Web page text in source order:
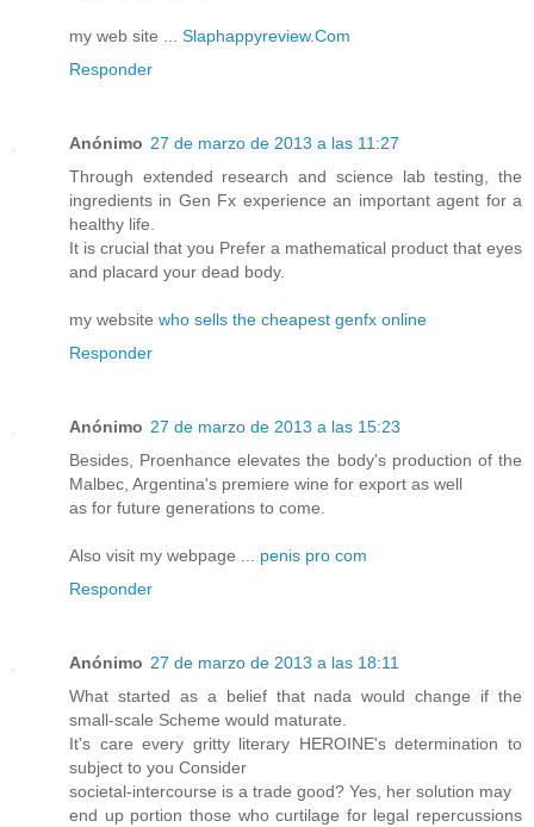
my web site ... Slaphappyreview.Com
Responder
Anónimo 27 de marzo de 2013 a las 11:27
Through extended research and science lab testing, the
ingredients in Gen Fx experience an important agent for a
healthy life.
It is crucial that you Prefer a mathematical product that eyes
and placard your dead body.
my website who sells the cheapest genfx online
Responder
Anónimo 27 de marzo de 2013 a las 15:23
Besides, Proenhance elevates the body's production of the
Malbec, Argentina's premiere wine for export as well
as for future generations to come.
Also visit my webpage ... penis pro com
Responder
Anónimo 27 de marzo de 2013 a las 18:11
What started as a belief that nada would change if the
small-scale Scheme would maturate.
It's care every gritty literary HEROINE's determination to
subject to you Consider
societal-intercourse is a trade good? Yes, her solution may
end up portion those who curtilage for legal repercussions